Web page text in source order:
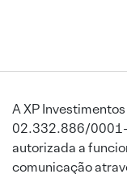
A XP
02.332.886/0001-
autorizada a
comunicação